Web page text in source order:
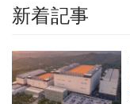
新着記事